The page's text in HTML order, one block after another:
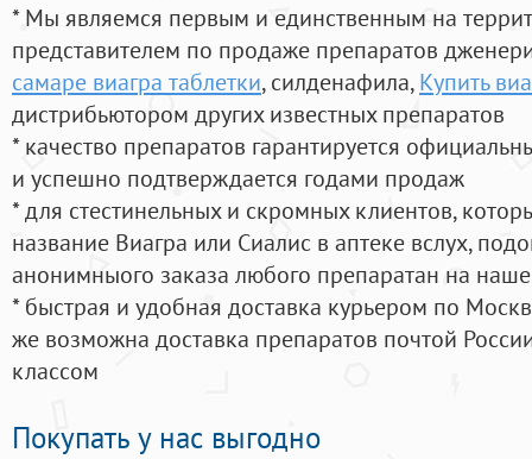
* Мы являемся первым и единственным на
представителем по продаже препаратов
самаре виагра таблетки, силденафила, Купить
дистрибьютором других известных препаратов
* качество препаратов гарантируется
и успешно подтверждается годами продаж
* для стестинельных и скромных клиентов,
название Виагра или Сиалис в аптеке вслух,
анонимныого заказа любого препаратан на
* быстрая и удобная доставка курьером по
же возможна доставка препаратов почтой
классом
Покупать у нас выгодно